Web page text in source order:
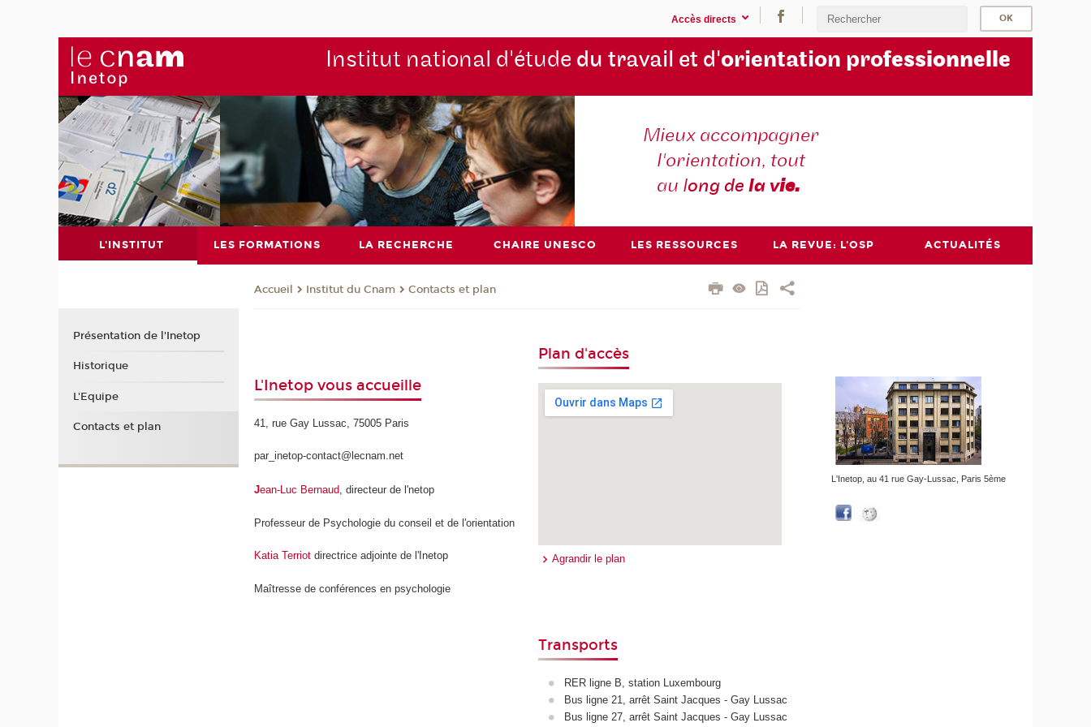
Accès directs
Institut national d'étude du travail et d'orientation professionnelle
Mieux accompagner
l'orientation, tout
au long dela vie.
L'INSTITUT LES FORMATIONS LA RECHERCHE CHAIRE UNESCO LES RESSOURCES LA REVUE: L'OSP ACTUALITÉS
Accueil Institut du Cnam Contacts et plan
L'Inetop vous accueille
41, rue Gay Lussac, 75005 Paris
par_inetop-contact@lecnam.net
Jean-Luc Bernaud, directeur de l'netop
Professeur de Psychologie du conseil et de l'orientation
Katia Terriot directrice adjointe de l'Inetop
Maîtresse de conférences en psychologie
Plan d'accès
Agrandir le plan
Transports
RER ligne B, station Luxembourg
Bus ligne 21, arrêt Saint Jacques - Gay Lussac
Bus ligne 27, arrêt Saint Jacques - Gay Lussac
L'Inetop, au 41 rue Gay-Lussac, Paris 5ème
Présentation de l'Inetop
Historique
L'Equipe
Contacts et plan